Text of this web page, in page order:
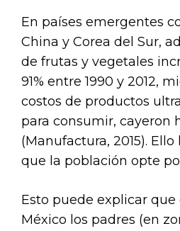
En países emergentes
China y Corea del Sur,
de frutas y vegetales
91% entre 1990 y 2012,
costos de productos
para consumir, cayeron
(Manufactura, 2015).
que la población opte
Esto puede explicar que
México los padres (en